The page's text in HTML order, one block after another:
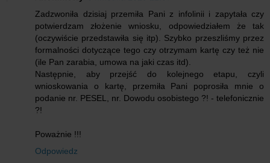
Zadzwoniła dzisiaj przemiła Pani z infolinii i zapytała czy
potwierdzam złożenie wniosku, odpowiedziałem że tak
(oczywiście przedstawiła się itp). Szybko przeszliśmy przez
formalności dotyczące tego czy otrzymam kartę czy też nie
(ile Pan zarabia, umowa na jaki czas itd).
Następnie, aby przejść do kolejnego etapu, czyli
wnioskowania o kartę, przemiła Pani poprosiła mnie o
podanie nr. PESEL, nr. Dowodu osobistego ?! - telefonicznie
?!
Poważnie !!!
Odpowiedz